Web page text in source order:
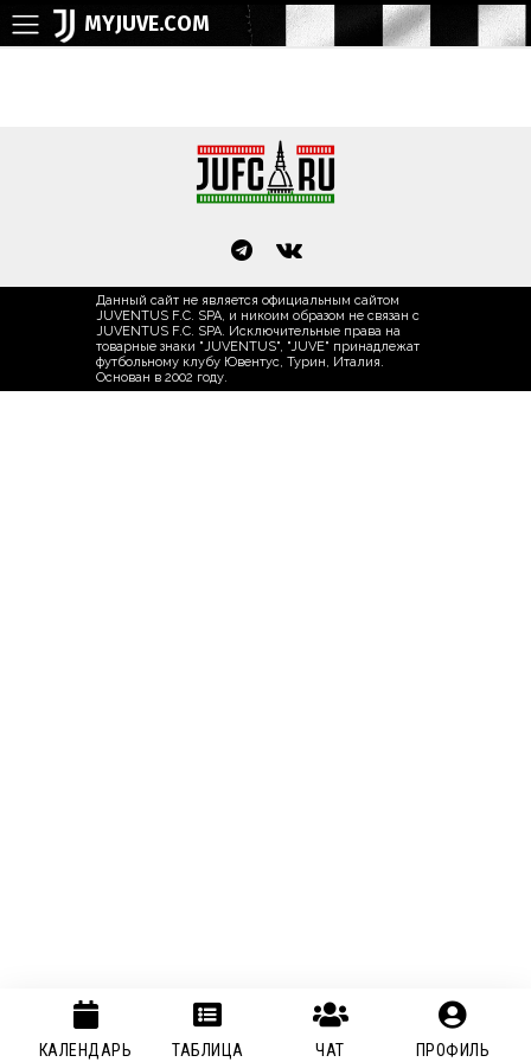
MYJUVE.COM
Данный сайт не является официальным сайтом
JUVENTUS F.C. SPA, и никоим образом не связан с
JUVENTUS F.C. SPA. Исключительные права на
товарные знаки "JUVENTUS", "JUVE" принадлежат
футбольному клубу Ювентус, Турин, Италия.
Основан в 2002 году.
КАЛЕНДАРЬ ТАБЛИЦА ЧАТ ПРОФИЛЬ